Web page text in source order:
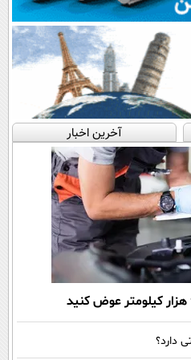
آخرین اخبار